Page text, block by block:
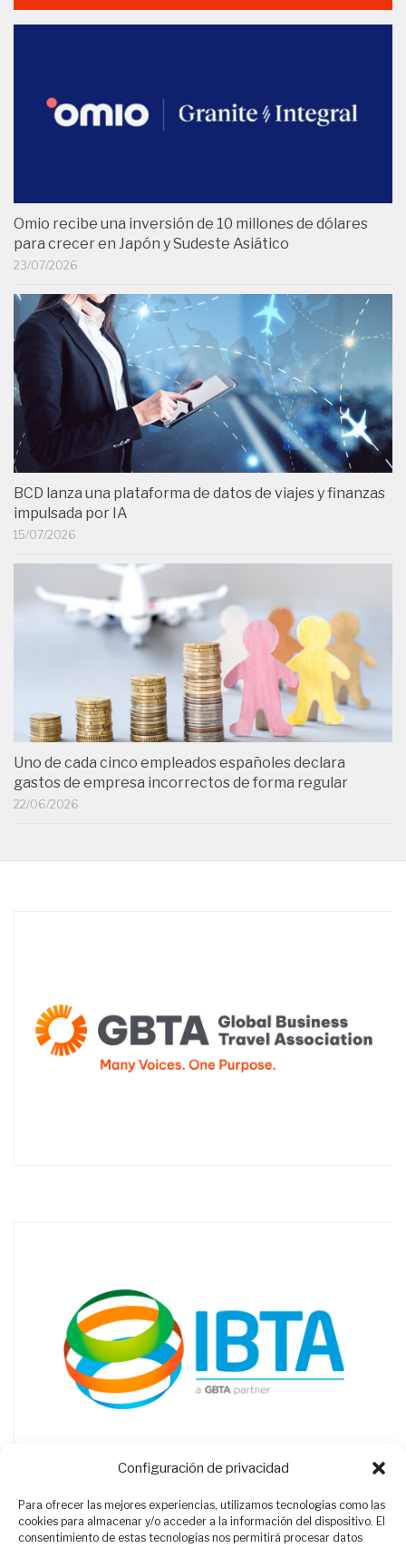
Configuración de privacidad
Para ofrecer las mejores experiencias, utilizamos tecnologías como las
cookies para almacenar y/o acceder a la información del dispositivo. El
consentimiento de estas tecnologías nos permitirá procesar datos
Omio recibe una inversión de 10 millones de dólares
para crecer en Japón y Sudeste Asiático
23/07/2026
BCD lanza una plataforma de datos de viajes y finanzas
impulsada por IA
15/07/2026
Uno de cada cinco empleados españoles declara
gastos de empresa incorrectos de forma regular
22/06/2026